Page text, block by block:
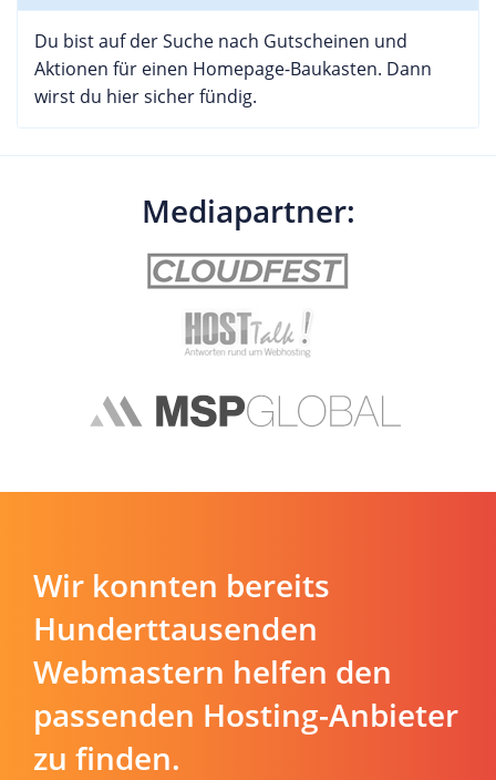
Du bist auf der Suche nach Gutscheinen und
Aktionen für einen Homepage-Baukasten. Dann
wirst du hier sicher fündig.
Mediapartner:
Wir konnten bereits
Hunderttausenden
Webmastern helfen den
passenden Hosting-Anbieter
zu finden.